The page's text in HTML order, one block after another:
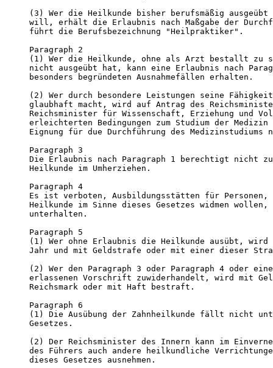
(3) Wer die Heilkunde bisher berufsmäßig
will, erhält die Erlaubnis nach Maßgabe der
führt die Berufsbezeichnung "Heilpraktiker".
Paragraph 2
(1) Wer die Heilkunde, ohne als Arzt bestallt zu
nicht ausgeübt hat, kann eine Erlaubnis nach
besonders begründeten Ausnahmefällen erhalten.
(2) Wer durch besondere Leistungen seine
glaubhaft macht, wird auf Antrag des
Reichsminister für Wissenschaft, Erziehung und
erleichterten Bedingungen zum Studium der
Eignung für due Durchführung des Medizinstudiums
Paragraph 3
Die Erlaubnis nach Paragraph 1 berechtigt nicht
Heilkunde im Umherziehen.
Paragraph 4
Es ist verboten, Ausbildungsstätten für
Heilkunde im Sinne dieses Gesetzes widmen
unterhalten.
Paragraph 5
(1) Wer ohne Erlaubnis die Heilkunde ausübt,
Jahr und mit Geldstrafe oder mit einer dieser
(2) Wer den Paragraph 3 oder Paragraph 4 oder
erlassenen Vorschrift zuwiderhandelt, wird mit
Reichsmark oder mit Haft bestraft.
Paragraph 6
(1) Die Ausübung der Zahnheilkunde fällt nicht
Gesetzes.
(2) Der Reichsminister des Innern kann im
des Führers auch andere heilkundliche
dieses Gesetzes ausnehmen.